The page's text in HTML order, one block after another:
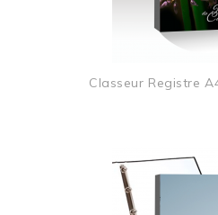
Classeur Registre